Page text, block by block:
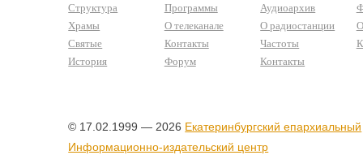
Структура
Храмы
Святые
История
Программы
О телеканале
Контакты
Форум
Аудиоархив
О радиостанции
Частоты
Контакты
© 17.02.1999 — 2026 Екатеринбургский епархиальный
Информационно-издательский центр